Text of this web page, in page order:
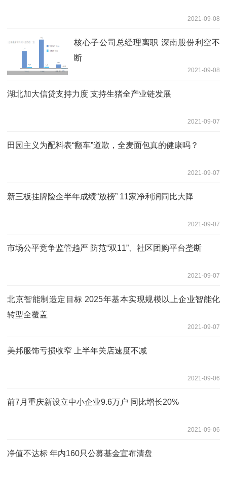
2021-09-08
核心子公司总经理离职 深南股份利空不
断
2021-09-08
湖北加大信贷支持力度 支持生猪全产业链发展
2021-09-07
田园主义为配料表“翻车”道歉，全麦面包真的健康吗？
2021-09-07
新三板挂牌险企半年成绩“放榜” 11家净利润同比大降
2021-09-07
市场公平竞争监管趋严 防范“双11”、社区团购平台垄断
2021-09-07
北京智能制造定目标 2025年基本实现规模以上企业智能化
转型全覆盖
2021-09-07
美邦服饰亏损收窄 上半年关店速度不减
2021-09-06
前7月重庆新设立中小企业9.6万户 同比增长20%
2021-09-06
净值不达标 年内160只公募基金宣布清盘